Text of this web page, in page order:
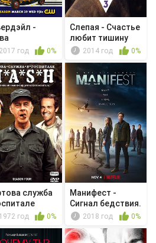
-
2017 год 0%
Слепая - Счастье
любит тишину
2014 год 0%
служба
- ...
1972 год 0%
Манифест -
Сигнал бедствия.
Часть 1
2018 год 0%